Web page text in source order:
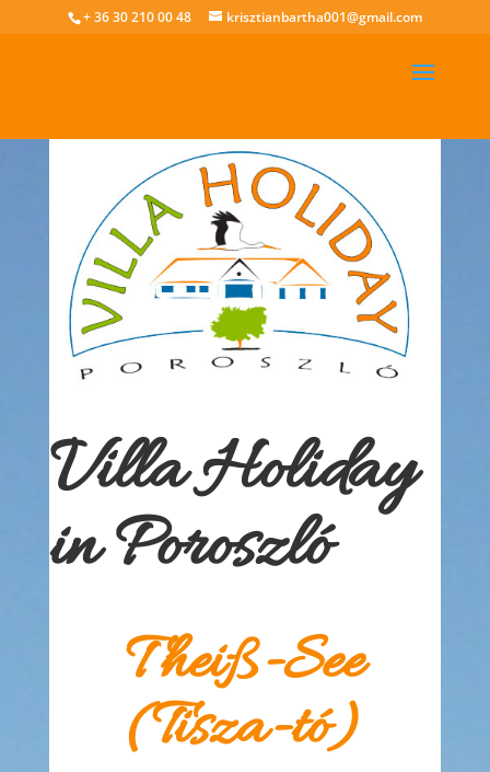
+ 36 30 210 00 48 krisztianbartha001@gmail.com
Villa Holiday
in Poroszló
Theiß-See
(Tisza-tó)